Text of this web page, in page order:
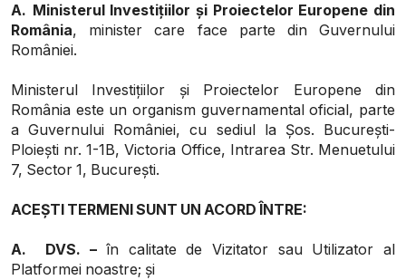
A. Ministerul Investițiilor și Proiectelor Europene din
România, minister care face parte din Guvernului
României.
Ministerul Investițiilor și Proiectelor Europene din
România este un organism guvernamental oficial, parte
a Guvernului României, cu sediul la Șos. București-
Ploiești nr. 1-1B, Victoria Office, Intrarea Str. Menuetului
7, Sector 1, București.
ACEȘTI TERMENI SUNT UN ACORD ÎNTRE:
A. DVS. – în calitate de Vizitator sau Utilizator al
Platformei noastre; și